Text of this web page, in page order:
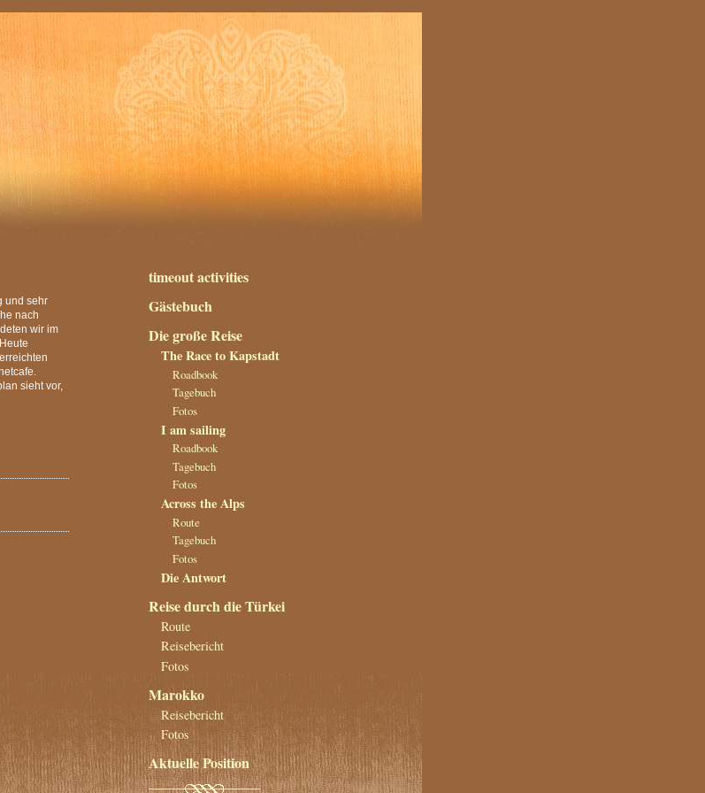
und sehr
nach
wir im
sieht vor,
timeout activities
Gästebuch
Die große Reise
The Race to Kapstadt
Roadbook
Tagebuch
Fotos
I am sailing
Roadbook
Tagebuch
Fotos
Across the Alps
Route
Tagebuch
Fotos
Die Antwort
Reise durch die Türkei
Route
Reisebericht
Fotos
Marokko
Reisebericht
Fotos
Aktuelle Position